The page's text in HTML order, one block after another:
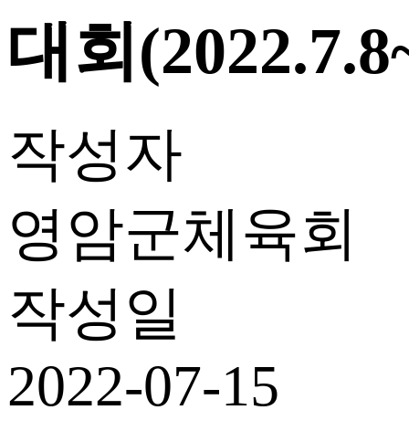
대회
작성자
영암군체육회
작성일
2022-07-15